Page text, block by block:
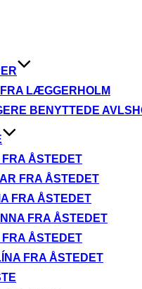
FRA LÆGGERHOLM
BENYTTEDE
FRA ÅSTEDET
FRA ÅSTEDET
FRA ÅSTEDET
FRA ÅSTEDET
FRA ÅSTEDET
FRA ÅSTEDET